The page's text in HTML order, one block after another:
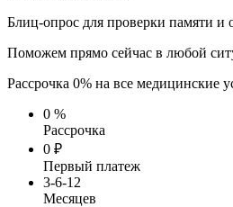
Блиц-опрос для проверки памяти и
Поможем прямо сейчас в любой
Рассрочка 0% на все медицинские
0 %
Рассрочка
0 ₽
Первый платеж
3-6-12
Месяцев